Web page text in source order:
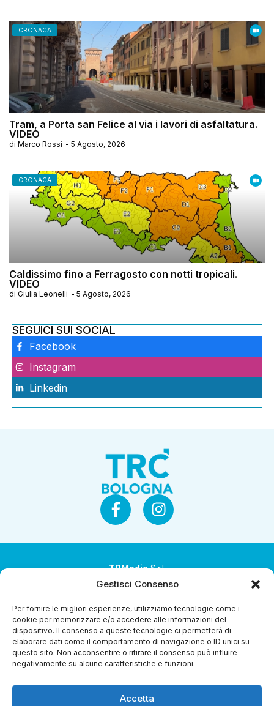
Gestisci Consenso
Per fornire le migliori esperienze, utilizziamo tecnologie come i
cookie per memorizzare e/o accedere alle informazioni del
dispositivo. Il consenso a queste tecnologie ci permetterà di
elaborare dati come il comportamento di navigazione o ID unici su
questo sito. Non acconsentire o ritirare il consenso può influire
negativamente su alcune caratteristiche e funzioni.
Accetta
CRONACA
Tram, a Porta san Felice al via i lavori di asfaltatura.
VIDEO
di Marco Rossi - 5 Agosto, 2026
CRONACA
Caldissimo fino a Ferragosto con notti tropicali.
VIDEO
di Giulia Leonelli - 5 Agosto, 2026
SEGUICI SUI SOCIAL
Facebook
Instagram
Linkedin
TRMediaS.r.l.
Società a socio unico
Società sottoposta ad attività di direzione e
coordinamento da parte di Coop Alleanza 3.0 Soc. Coop.
Sede legale: via Ragazzi del ’99 nr. 51 42124 Reggio Emilia
(RE)
Capitale sociale € 1.040.000 i.v.